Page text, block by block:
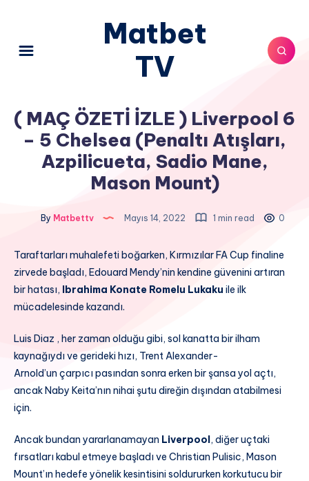
Matbet
TV
( MAÇ ÖZETİ İZLE ) Liverpool 6
– 5 Chelsea (Penaltı Atışları,
Azpilicueta, Sadio Mane,
Mason Mount)
By Matbettv Mayıs 14, 2022 1 min read 0
Taraftarları muhalefeti boğarken, Kırmızılar FA Cup finaline
zirvede başladı, Edouard Mendy’nin kendine güvenini artıran
bir hatası,
Ibrahima Konate Romelu Lukaku ile ilk
mücadelesinde kazandı.
Luis Diaz , her zaman olduğu gibi, sol kanatta bir ilham
kaynağıydı ve gerideki hızı, Trent Alexander-
Arnold’un çarpıcı pasından sonra erken bir şansa yol açtı,
ancak Naby Keita’nın nihai şutu direğin dışından atabilmesi
için.
Ancak bundan yararlanamayan Liverpool, diğer uçtaki
fırsatları kabul etmeye başladı ve Christian Pulisic, Mason
Mount’ın hedefe yönelik kesintisini soldururken korkutucu bir